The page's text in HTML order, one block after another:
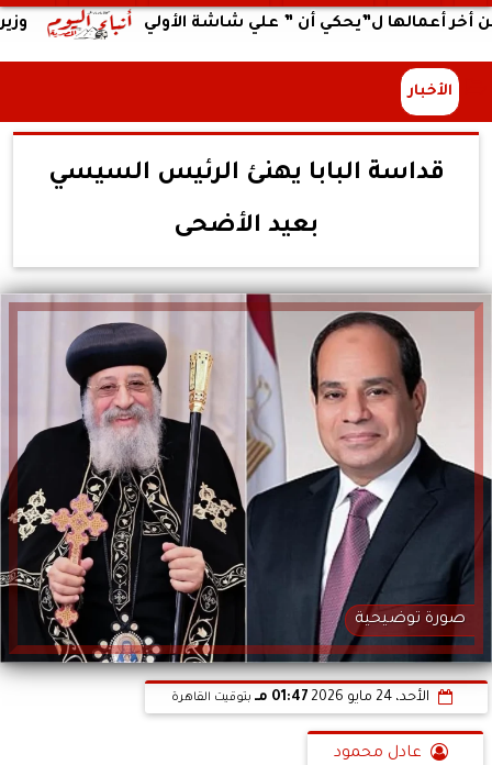
وزير العمل ل”يحكي أن ” علي شاشة الأولي
الأخبار
قداسة البابا يهنئ الرئيس السيسي
بعيد الأضحى
صورة توضيحية
الأحد، 24 مايو 2026 01:47 مـ بتوقيت القاهرة
عادل محمود